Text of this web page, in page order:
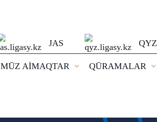
JAS QYZ
MŪZ AİMAQTAR QŪRAMALAR